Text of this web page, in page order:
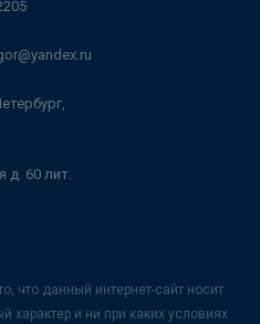
д. 60 лит.
что данный интернет-сайт носит
и ни при каких условиях